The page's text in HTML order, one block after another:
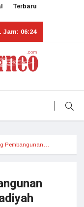
Terbaru
06:24
Pembangunan…